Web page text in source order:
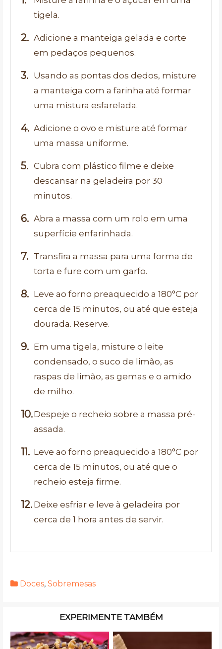
tigela.
Adicione a manteiga gelada e corte
em pedaços pequenos.
Usando as pontas dos dedos, misture
a manteiga com a farinha até formar
uma mistura esfarelada.
Adicione o ovo e misture até formar
uma massa uniforme.
Cubra com plástico filme e deixe
descansar na geladeira por 30
minutos.
Abra a massa com um rolo em uma
superfície enfarinhada.
Transfira a massa para uma forma de
torta e fure com um garfo.
Leve ao forno preaquecido a 180°C por
cerca de 15 minutos, ou até que esteja
dourada. Reserve.
Em uma tigela, misture o leite
condensado, o suco de limão, as
raspas de limão, as gemas e o amido
de milho.
Despeje o recheio sobre a massa pré-
assada.
Leve ao forno preaquecido a 180°C por
cerca de 15 minutos, ou até que o
recheio esteja firme.
Deixe esfriar e leve à geladeira por
cerca de 1 hora antes de servir.
Doces, Sobremesas
EXPERIMENTE TAMBÉM